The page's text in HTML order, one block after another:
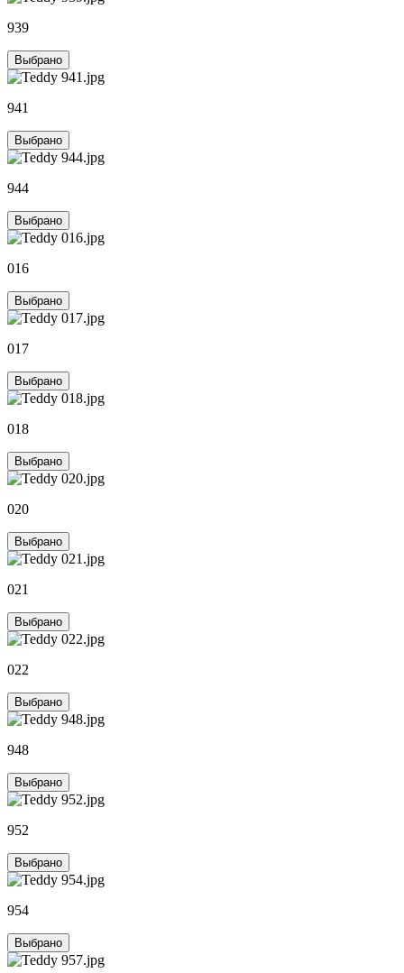
939
Выбрано
941
Выбрано
944
Выбрано
016
Выбрано
017
Выбрано
018
Выбрано
020
Выбрано
021
Выбрано
022
Выбрано
948
Выбрано
952
Выбрано
954
Выбрано